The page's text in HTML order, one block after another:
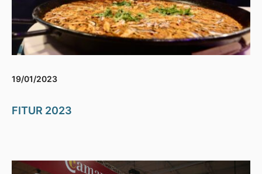
19/01/2023
FITUR 2023